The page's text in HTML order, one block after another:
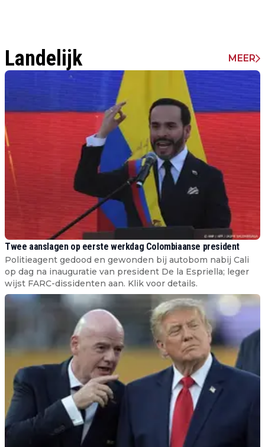
Landelijk MEER
Twee aanslagen op eerste werkdag Colombiaanse president
Politieagent gedood en gewonden bij autobom nabij Cali
op dag na inauguratie van president De la Espriella; leger
wijst FARC-dissidenten aan. Klik voor details.